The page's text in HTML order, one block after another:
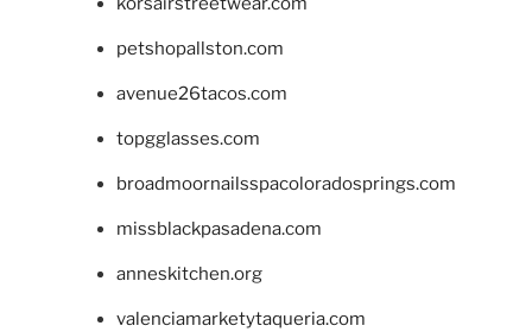
petshopallston.com
avenue26tacos.com
topgglasses.com
broadmoornailsspacoloradosprings.com
missblackpasadena.com
anneskitchen.org
valenciamarketytaqueria.com